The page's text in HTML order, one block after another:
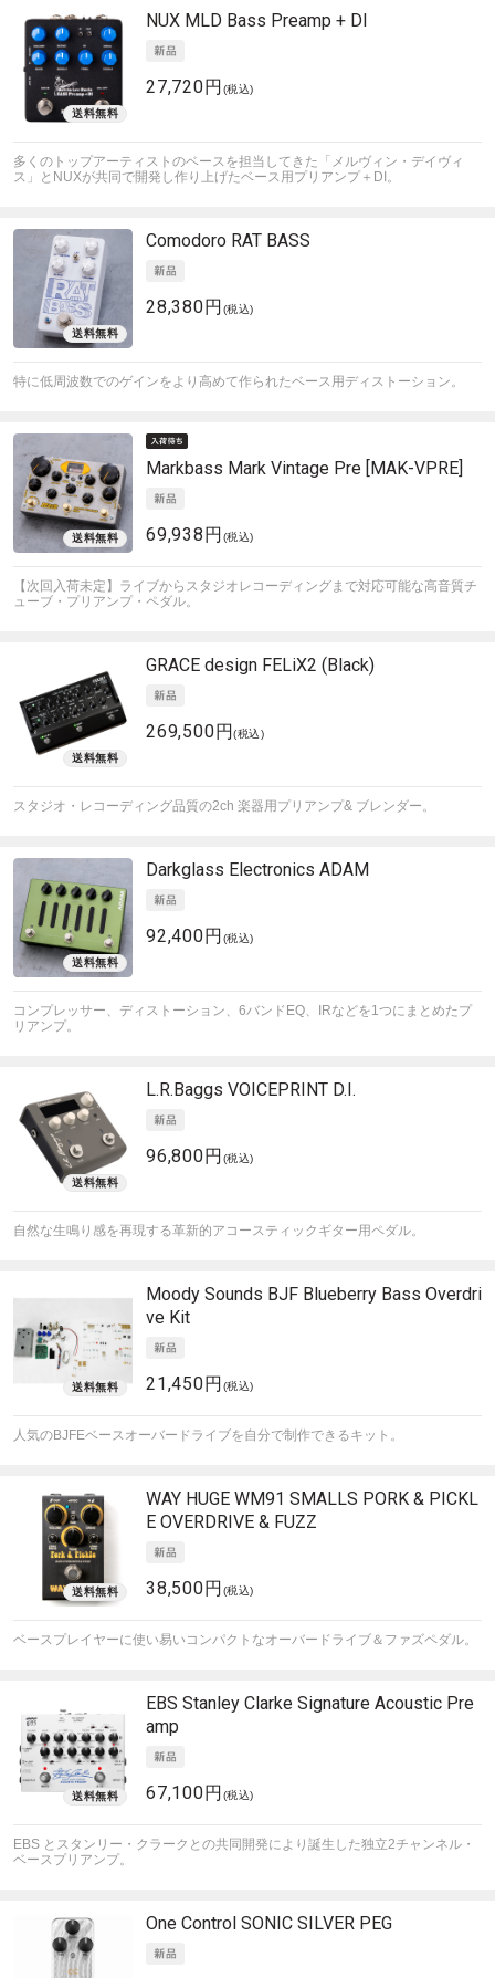
NUX MLD Bass Preamp + DI
27,720円 (税込)
多くのトップアーティストのベースを担当してきた「メルヴィン・デイヴィ
ス」とNUXが共同で開発し作り上げたベース用プリアンプ＋DI。
Comodoro RAT BASS
28,380円 (税込)
特に低周波数でのゲインをより高めて作られたベース用ディストーション。
Markbass Mark Vintage Pre [MAK-VPRE]
69,938円 (税込)
【次回入荷未定】ライブからスタジオレコーディングまで対応可能な高音質チ
ューブ・プリアンプ・ペダル。
GRACE design FELiX2 (Black)
269,500円(税込)
スタジオ・レコーディング品質の2ch 楽器用プリアンプ& ブレンダー。
Darkglass Electronics ADAM
92,400円 (税込)
コンプレッサー、ディストーション、6バンドEQ、IRなどを1つにまとめたプ
リアンプ。
L.R.Baggs VOICEPRINT D.I.
96,800円 (税込)
自然な生鳴り感を再現する革新的アコースティックギター用ペダル。
Moody Sounds BJF Blueberry Bass Overdri
ve Kit
21,450円 (税込)
人気のBJFEベースオーバードライブを自分で制作できるキット。
WAY HUGE WM91 SMALLS PORK & PICKL
E OVERDRIVE & FUZZ
38,500円 (税込)
ベースプレイヤーに使い易いコンパクトなオーバードライブ＆ファズペダル。
EBS Stanley Clarke Signature Acoustic Pre
amp
67,100円 (税込)
EBS とスタンリー・クラークとの共同開発により誕生した独立2チャンネル・
ベースプリアンプ。
One Control SONIC SILVER PEG